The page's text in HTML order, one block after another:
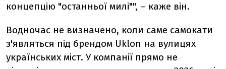
концепцію "останньої милі"", – каже він.
Водночас не визначено, коли саме самокати
з'являться під брендом Uklon на вулицях
українських міст. У компанії прямо не